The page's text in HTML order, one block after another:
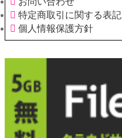
特定商取引に関する表記
個人情報保護方針